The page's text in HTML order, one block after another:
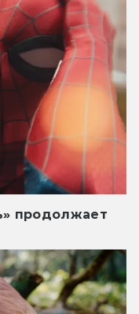
продолжает